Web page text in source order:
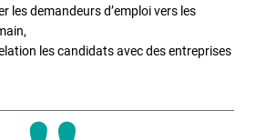
les demandeurs d’emploi vers les
les candidats avec des entreprises